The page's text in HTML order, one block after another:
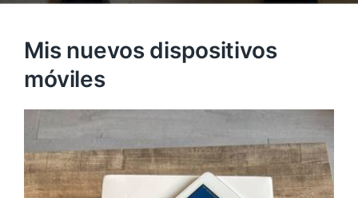
Mis nuevos dispositivos
móviles